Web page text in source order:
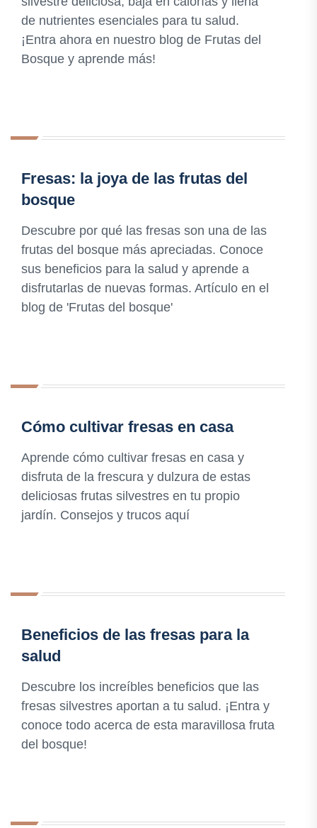
de nutrientes esenciales para tu salud.
¡Entra ahora en nuestro blog de Frutas del
Bosque y aprende más!
Fresas: la joya de las frutas del
bosque
Descubre por qué las fresas son una de las
frutas del bosque más apreciadas. Conoce
sus beneficios para la salud y aprende a
disfrutarlas de nuevas formas. Artículo en el
blog de 'Frutas del bosque'
Cómo cultivar fresas en casa
Aprende cómo cultivar fresas en casa y
disfruta de la frescura y dulzura de estas
deliciosas frutas silvestres en tu propio
jardín. Consejos y trucos aquí
Beneficios de las fresas para la
salud
Descubre los increíbles beneficios que las
fresas silvestres aportan a tu salud. ¡Entra y
conoce todo acerca de esta maravillosa fruta
del bosque!